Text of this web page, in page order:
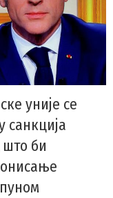
уније се
санкција
што би